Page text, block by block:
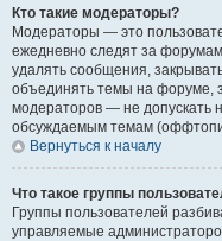
Кто такие модераторы?
Модераторы — это
ежедневно следят за
удалять сообщения,
объединять темы на форуме,
модераторов — не допускать
обсуждаемым темам
Вернуться к началу
Что такое группы
Группы пользователей
управляемые